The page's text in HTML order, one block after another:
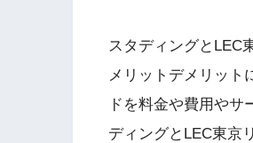
スタディングとLEC
メリットデメリット
ドを料金や費用や
ディングとLEC東京